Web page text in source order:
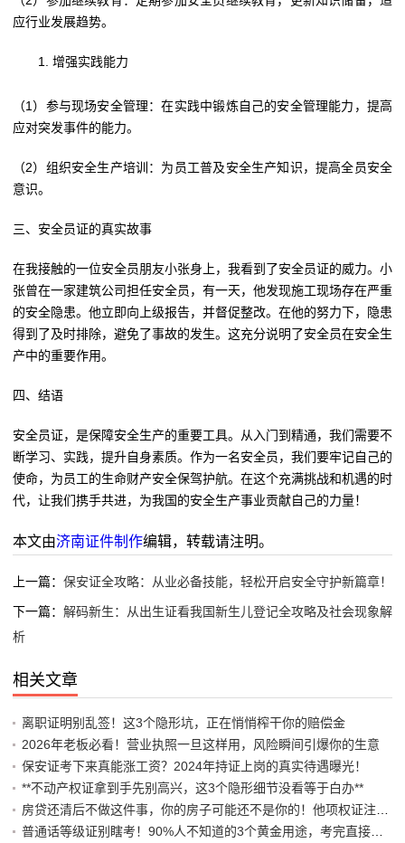
应行业发展趋势。
增强实践能力
（1）参与现场安全管理：在实践中锻炼自己的安全管理能力，提高
应对突发事件的能力。
（2）组织安全生产培训：为员工普及安全生产知识，提高全员安全
意识。
三、安全员证的真实故事
在我接触的一位安全员朋友小张身上，我看到了安全员证的威力。小
张曾在一家建筑公司担任安全员，有一天，他发现施工现场存在严重
的安全隐患。他立即向上级报告，并督促整改。在他的努力下，隐患
得到了及时排除，避免了事故的发生。这充分说明了安全员在安全生
产中的重要作用。
四、结语
安全员证，是保障安全生产的重要工具。从入门到精通，我们需要不
断学习、实践，提升自身素质。作为一名安全员，我们要牢记自己的
使命，为员工的生命财产安全保驾护航。在这个充满挑战和机遇的时
代，让我们携手共进，为我国的安全生产事业贡献自己的力量！
本文由济南证件制作编辑，转载请注明。
上一篇： 保安证全攻略：从业必备技能，轻松开启安全守护新篇章！
下一篇： 解码新生：从出生证看我国新生儿登记全攻略及社会现象解
析
相关文章
离职证明别乱签！这3个隐形坑，正在悄悄榨干你的赔偿金
2026年老板必看！营业执照一旦这样用，风险瞬间引爆你的生意
保安证考下来真能涨工资？2024年持证上岗的真实待遇曝光！
**不动产权证拿到手先别高兴，这3个隐形细节没看等于白办**